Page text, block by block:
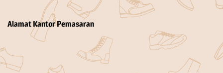
Alamat Kantor Pemasaran